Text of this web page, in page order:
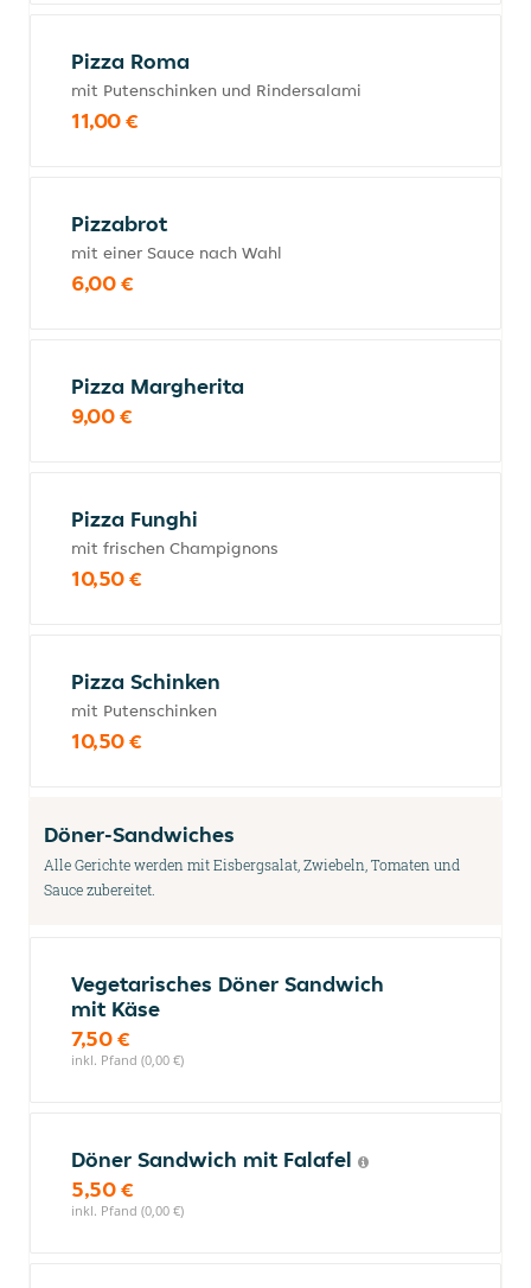
Pizza Roma
mit Putenschinken und Rindersalami
11,00 €
Pizzabrot
mit einer Sauce nach Wahl
6,00 €
Pizza Margherita
9,00 €
Pizza Funghi
mit frischen Champignons
10,50 €
Pizza Schinken
mit Putenschinken
10,50 €
Döner-Sandwiches
Alle Gerichte werden mit Eisbergsalat, Zwiebeln, Tomaten und
Sauce zubereitet.
Vegetarisches Döner Sandwich
mit Käse
7,50 €
inkl. Pfand (0,00 €)
Döner Sandwich mit Falafel
5,50 €
inkl. Pfand (0,00 €)